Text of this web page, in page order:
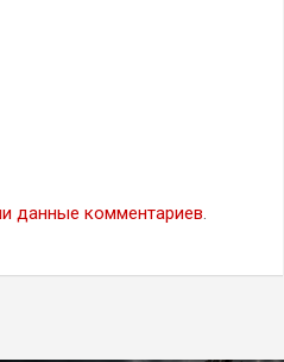
данные комментариев.